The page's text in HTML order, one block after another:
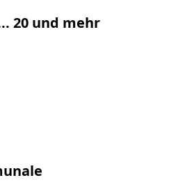
20 und mehr